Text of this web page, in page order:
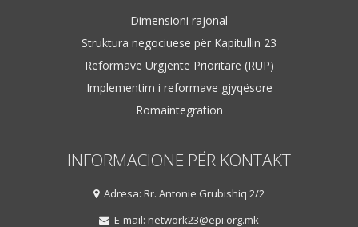
Dimensioni rajonal
Struktura negociuese për Kapitullin 23
Reformave Urgjente Prioritare (RUP)
Implementim i reformave gjyqësore
Romaintegration
INFORMACIONE PËR KONTAKT
Adresa: Rr. Antonie Grubishiq 2/2
E-mail: network23@epi.org.mk